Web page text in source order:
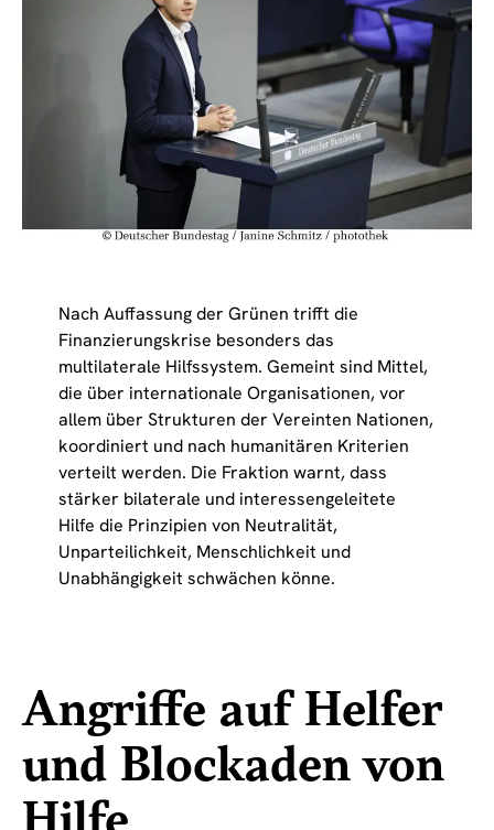
Nach Auffassung der Grünen trifft die
Finanzierungskrise besonders das
multilaterale Hilfssystem. Gemeint sind Mittel,
die über internationale Organisationen, vor
allem über Strukturen der Vereinten Nationen,
koordiniert und nach humanitären Kriterien
verteilt werden. Die Fraktion warnt, dass
stärker bilaterale und interessengeleitete
Hilfe die Prinzipien von Neutralität,
Unparteilichkeit, Menschlichkeit und
Unabhängigkeit schwächen könne.
Angriffe auf Helfer
und Blockaden von